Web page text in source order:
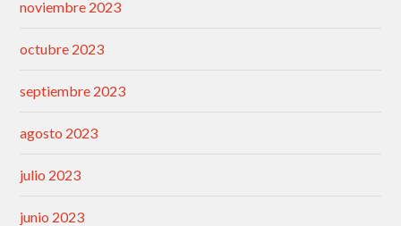
noviembre 2023
octubre 2023
septiembre 2023
agosto 2023
julio 2023
junio 2023